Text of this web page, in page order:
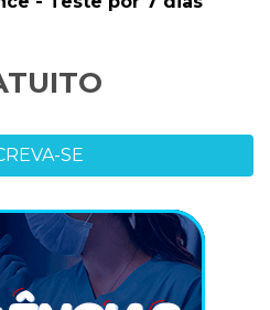
SE